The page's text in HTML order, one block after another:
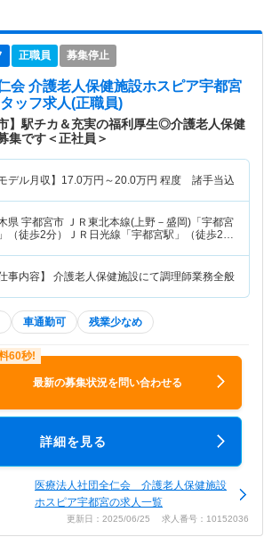
正職員 募集停止
会 介護老人保健施設ホスピア宇都宮
ッフ求人(正職員)
】駅チカ＆充実の福利厚生◎介護老人保健
集です＜正社員＞
デル月収】 17.0万円～20.0万円 程度 諸手当込
県 宇都宮市 ＪＲ東北本線(上野－盛岡)「宇都宮
（徒歩2分）ＪＲ日光線「宇都宮駅」（徒歩2
仕事内容】 介護老人保健施設にて調理師業務全般
車通勤可 残業少なめ
最新の募集状況を問い合わせる
詳細を見る
医療法人社団全仁会 介護老人保健施設
ホスピア宇都宮の求人一覧
更新日：2025/06/25 求人番号：10152036